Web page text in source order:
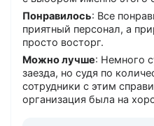
Понравилось: Все
приятный персонал, а
просто восторг.
Можно лучше: Немного
заезда, но судя по
сотрудники с этим
организация была на